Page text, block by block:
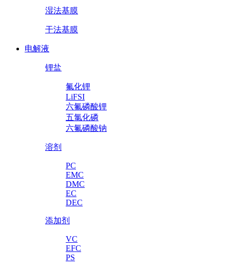
湿法基膜
干法基膜
电解液
锂盐
氟化锂
LiFSI
六氟磷酸锂
五氯化磷
六氟磷酸钠
溶剂
PC
EMC
DMC
EC
DEC
添加剂
VC
EFC
PS